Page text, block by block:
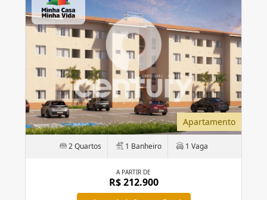
Apartamento
2 Quartos 1 Banheiro 1 Vaga
A PARTIR DE
R$ 212.900